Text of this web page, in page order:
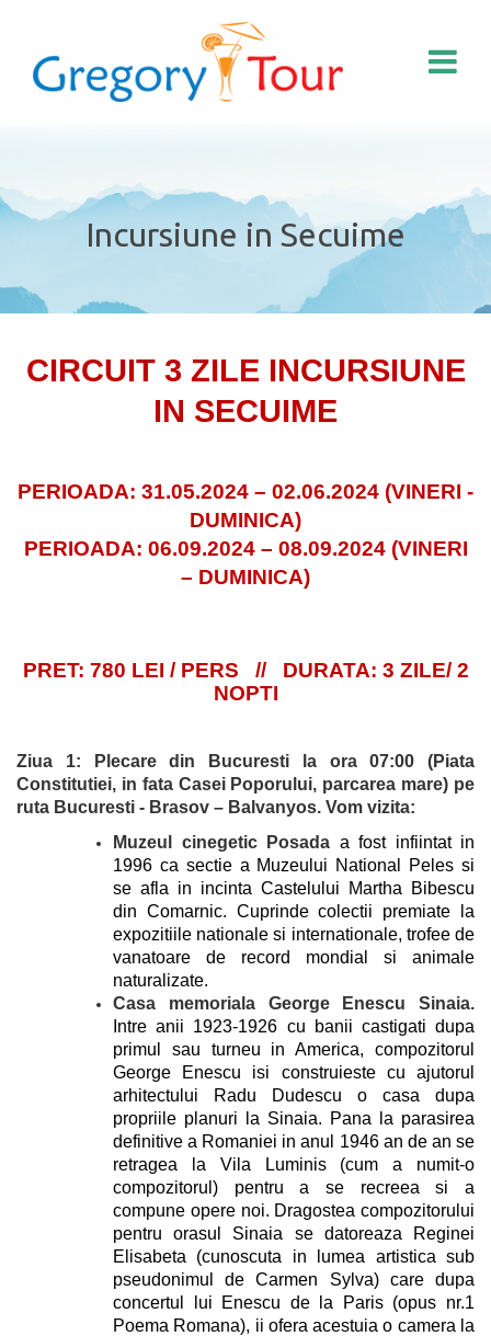
Incursiune in Secuime
CIRCUIT 3 ZILE INCURSIUNE
IN SECUIME
PERIOADA: 31.05.2024 – 02.06.2024 (VINERI -
DUMINICA)
PERIOADA: 06.09.2024 – 08.09.2024 (VINERI
– DUMINICA)
PRET: 780 LEI / PERS // DURATA: 3 ZILE/ 2
NOPTI
Ziua 1: Plecare din Bucuresti la ora 07:00 (Piata
Constitutiei, in fata Casei Poporului, parcarea mare) pe
ruta Bucuresti - Brasov – Balvanyos. Vom vizita:
Muzeul cinegetic Posada a fost infiintat in
1996 ca sectie a Muzeului National Peles si
se afla in incinta Castelului Martha Bibescu
din Comarnic. Cuprinde colectii premiate la
expozitiile nationale si internationale, trofee de
vanatoare de record mondial si animale
naturalizate.
Casa memoriala George Enescu Sinaia.
Intre anii 1923-1926 cu banii castigati dupa
primul sau turneu in America, compozitorul
George Enescu isi construieste cu ajutorul
arhitectului Radu Dudescu o casa dupa
propriile planuri la Sinaia. Pana la parasirea
definitive a Romaniei in anul 1946 an de an se
retragea la Vila Luminis (cum a numit-o
compozitorul) pentru a se recreea si a
compune opere noi. Dragostea compozitorului
pentru orasul Sinaia se datoreaza Reginei
Elisabeta (cunoscuta in lumea artistica sub
pseudonimul de Carmen Sylva) care dupa
concertul lui Enescu de la Paris (opus nr.1
Poema Romana), ii ofera acestuia o camera la